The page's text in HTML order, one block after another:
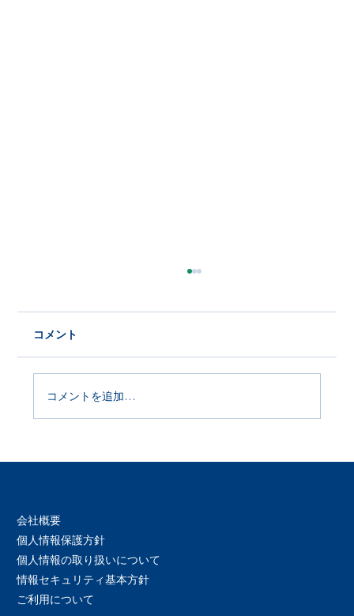
Product Update 2026年6月29日
コメント
コメントを追加…
会社概要
個人情報保護方針
個人情報の取り扱いについて
情報セキュリティ基本方針
ご利用について